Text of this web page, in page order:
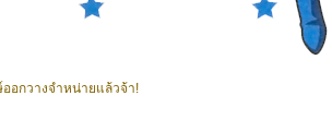
ออกวางจำหน่ายแล้วจ้า!